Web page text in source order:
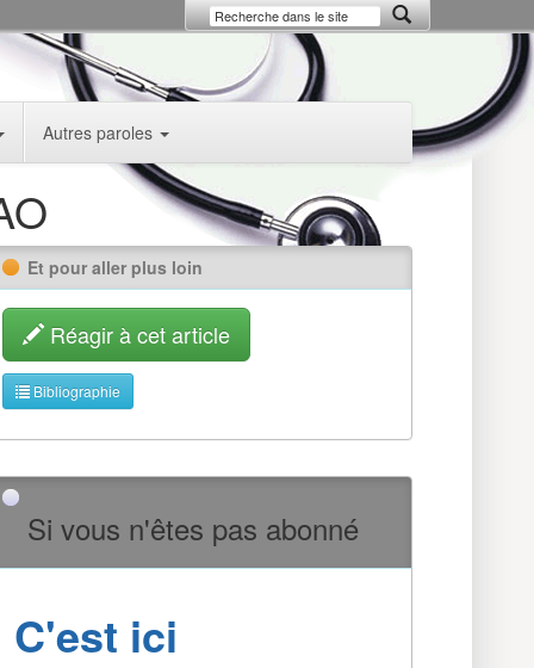
Autres paroles
Et pour aller plus loin
Réagir à cet article
Bibliographie
Si vous n'êtes pas abonné
C'est ici